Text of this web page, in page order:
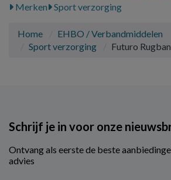
Merken
Sport verzorging
Home
EHBO / Verbandmiddelen
Sport verzorging
Futuro
Schrijf je in voor onze
Ontvang als eerste de beste
advies